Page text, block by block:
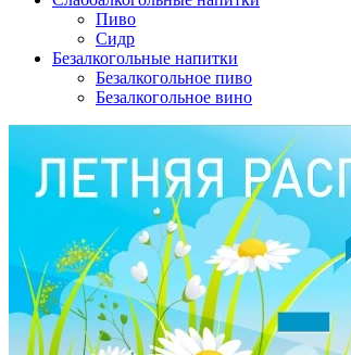
Пиво
Сидр
Безалкогольные напитки
Безалкогольное пиво
Безалкогольное вино